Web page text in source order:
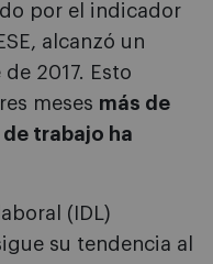
por el indicador
alcanzó un
2017. Esto
meses más de
trabajo ha
(IDL)
su tendencia al